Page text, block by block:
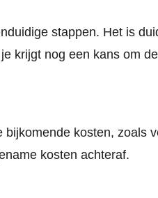
stappen. Het is
krijgt nog een kans om
kosten, zoals
kosten achteraf.